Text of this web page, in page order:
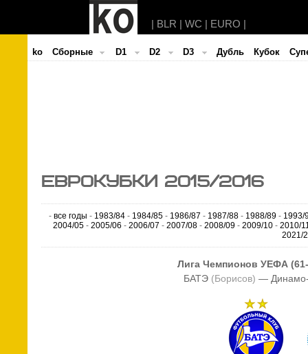
| BLR | WC | EURO |
ko Cборные D1 D2 D3 Дубль Кубок
ЕВРОКУБКИ 2015/2016
- все годы - 1983/84 - 1984/85 - 1986/87 - 1987/88 - 1988/89 - 1993/
2004/05 -2005/06 -2006/07 -2007/08 -2008/09 -2009/10 -2010/
2021/
Лига Чемпионов УЕФА
БАТЭ (Борисов) —